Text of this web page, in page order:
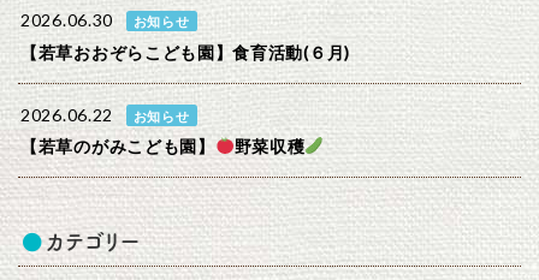
2026.06.30 お知らせ
【若草おおぞらこども園】食育活動(６月)
2026.06.22 お知らせ
【若草のがみこども園】 野菜収穫
カテゴリー